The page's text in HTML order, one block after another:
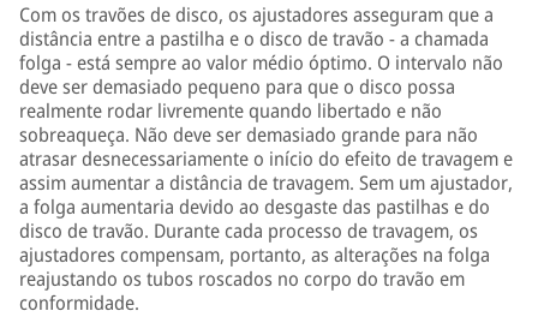
Com os travões de disco, os ajustadores asseguram que a
distância entre a pastilha e o disco de travão - a chamada
folga - está sempre ao valor médio óptimo. O intervalo não
deve ser demasiado pequeno para que o disco possa
realmente rodar livremente quando libertado e não
sobreaqueça. Não deve ser demasiado grande para não
atrasar desnecessariamente o início do efeito de travagem e
assim aumentar a distância de travagem. Sem um ajustador,
a folga aumentaria devido ao desgaste das pastilhas e do
disco de travão. Durante cada processo de travagem, os
ajustadores compensam, portanto, as alterações na folga
reajustando os tubos roscados no corpo do travão em
conformidade.